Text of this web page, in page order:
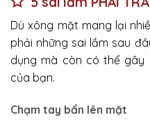
Dù xông mặt mang lại
phải những sai lầm sau
dụng mà còn có thể gây
của bạn.
Chạm tay bẩn lên mặt